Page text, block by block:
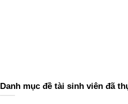
Danh mục đề tài sinh viên đã